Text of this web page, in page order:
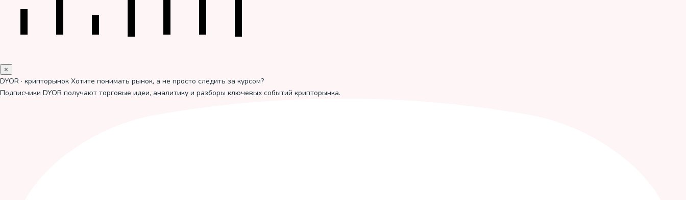
×
DYOR · крипторынок Хотите понимать рынок, а не просто следить за курсом?
Подписчики DYOR получают торговые идеи, аналитику и разборы ключевых событий крипторынка.